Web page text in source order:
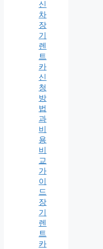
신
차
장
기
렌
트
카
신
청
방
법
과
비
용
비
교
가
이
드
장
기
렌
트
카